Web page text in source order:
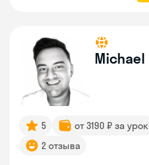
Michael
5 от 3190 ₽ за урок
2 отзыва